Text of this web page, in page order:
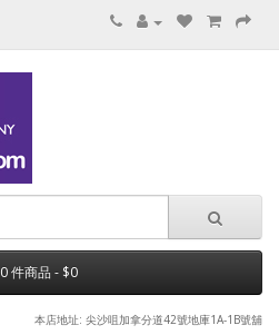
0 件商品 - $0
本店地址: 尖沙咀加拿分道42號地庫1A-1B號舖